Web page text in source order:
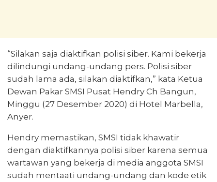
“Silakan saja diaktifkan polisi siber. Kami bekerja
dilindungi undang-undang pers. Polisi siber
sudah lama ada, silakan diaktifkan,” kata Ketua
Dewan Pakar SMSI Pusat Hendry Ch Bangun,
Minggu (27 Desember 2020) di Hotel Marbella,
Anyer.
Hendry memastikan, SMSI tidak khawatir
dengan diaktifkannya polisi siber karena semua
wartawan yang bekerja di media anggota SMSI
sudah mentaati undang-undang dan kode etik